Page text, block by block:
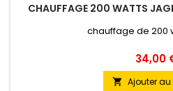
CHAUFFAGE 200 WATTS
chauffage de 200
Prix
34,00
 Ajouter